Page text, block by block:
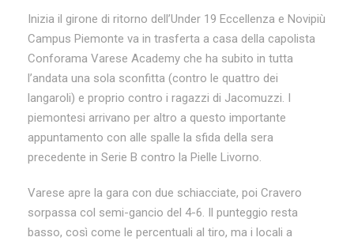
Inizia il girone di ritorno dell’Under 19 Eccellenza e Novipiù
Campus Piemonte va in trasferta a casa della capolista
Conforama Varese Academy che ha subito in tutta
l’andata una sola sconfitta (contro le quattro dei
langaroli) e proprio contro i ragazzi di Jacomuzzi. I
piemontesi arrivano per altro a questo importante
appuntamento con alle spalle la sfida della sera
precedente in Serie B contro la Pielle Livorno.
Varese apre la gara con due schiacciate, poi Cravero
sorpassa col semi-gancio del 4-6. Il punteggio resta
basso, così come le percentuali al tiro, ma i locali a